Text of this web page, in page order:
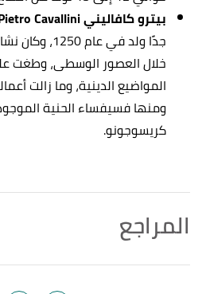
بيترو كافاليني Pietro Cavallini:
جدًا ولد في
خلال العصور الوسطى، وطغت
المواضيع الدينية، وما زالت
ومنها فسيفساء الحنية
كريسوجونو.
المراجع